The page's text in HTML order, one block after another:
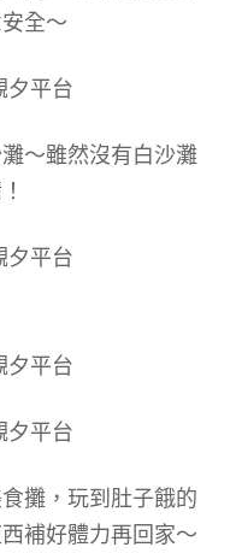
全～
～雖然沒有白沙灘
攤，玩到肚子餓的
補好體力再回家～